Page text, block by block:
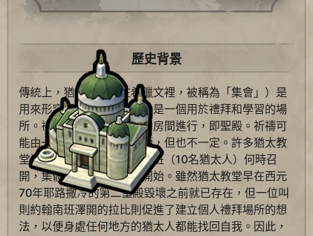
歷史背景
傳統上，猶太教堂（在希臘文裡，被稱為「集會」）是
用來形容所有猶太寺廟的，是一個用於禮拜和學習的場
所。禮拜和祈禱是在主要的房間進行，即聖殿。祈禱可
能由一位拉比（老師）帶領，但也不一定。許多猶太教
堂沒有拉比出席。無論祈禱班（10名猶太人）何時召
開，集體禮拜都可以隨時開始。雖然猶太教堂早在西元
70年耶路撒冷的第二聖殿毀壞之前就已存在，但一位叫
則約翰南班澤開的拉比則促進了建立個人禮拜場所的想
法，以便身處任何地方的猶太人都能找回自我。因此，